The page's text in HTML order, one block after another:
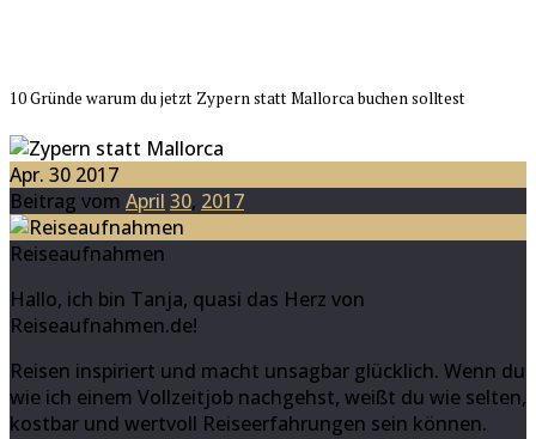
10 Gründe warum du jetzt Zypern statt Mallorca buchen solltest
Apr. 30 2017
Beitrag vom April 30, 2017
Reiseaufnahmen
Hallo, ich bin Tanja, quasi das Herz von
Reiseaufnahmen.de!
Reisen inspiriert und macht unsagbar glücklich. Wenn du
wie ich einem Vollzeitjob nachgehst, weißt du wie selten,
kostbar und wertvoll Reiseerfahrungen sein können.